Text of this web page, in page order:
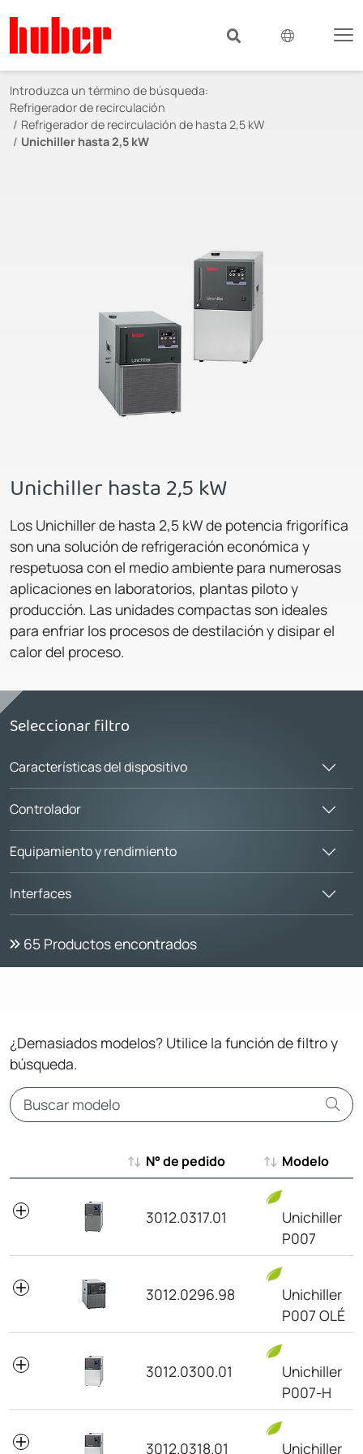
Introduzca un término de búsqueda:
Refrigerador de recirculación
Refrigerador de recirculación de hasta 2,5 kW
Unichiller hasta 2,5 kW
Unichiller hasta 2,5 kW
Los Unichiller de hasta 2,5 kW de potencia frigorífica
son una solución de refrigeración económica y
respetuosa con el medio ambiente para numerosas
aplicaciones en laboratorios, plantas piloto y
producción. Las unidades compactas son ideales
para enfriar los procesos de destilación y disipar el
calor del proceso.
Seleccionar filtro
Características del dispositivo
Controlador
Equipamiento y rendimiento
Interfaces
65 Productos encontrados
¿Demasiados modelos? Utilice la función de filtro y
búsqueda.
N° de pedido
Modelo
Modelo
3012.0317.01
Unichiller
P007
3012.0296.98
Unichiller
P007 OLÉ
3012.0300.01
Unichiller
P007-H
3012.0318.01 Unichiller